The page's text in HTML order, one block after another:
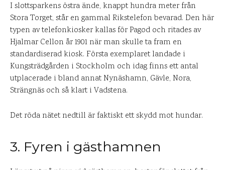
I slottsparkens östra ände, knappt hundra meter från
Stora Torget, står en gammal Rikstelefon bevarad. Den här
typen av telefonkiosker kallas för Pagod och ritades av
Hjalmar Cellon år 1901 när man skulle ta fram en
standardiserad kiosk. Första exemplaret landade i
Kungsträdgården i Stockholm och idag finns ett antal
utplacerade i bland annat Nynäshamn, Gävle, Nora,
Strängnäs och så klart i Vadstena.
Det röda nätet nedtill är faktiskt ett skydd mot hundar.
3. Fyren i gästhamnen